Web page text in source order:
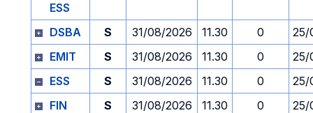
ESS
DSBA S 31/08/2026 11.30 0
25/
EMIT
S 31/08/2026 11.30 0
25/
ESS
S 31/08/2026 11.30 0
25/
FIN
S 31/08/2026 11.30 0
25/